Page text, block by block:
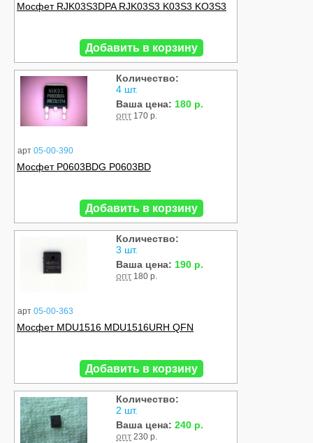
Мосфет RJK03S3DPA RJK03S3 K03S3 KO3S3
Добавить в корзину
арт 05-00-390
Количество:
4 шт.
Ваша цена: 180 р.
опт 170 р.
Мосфет P0603BDG P0603BD
Добавить в корзину
арт 05-00-363
Количество:
3 шт.
Ваша цена: 190 р.
опт 180 р.
Мосфет MDU1516 MDU1516URH QFN
Добавить в корзину
Количество:
2 шт.
Ваша цена: 240 р.
опт 230 р.